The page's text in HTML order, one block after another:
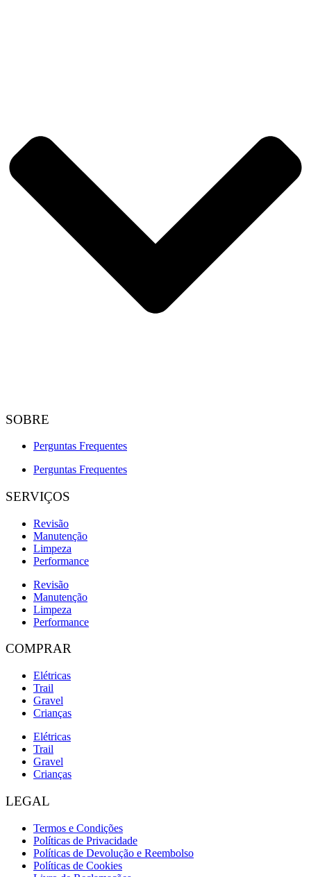
SOBRE
Perguntas Frequentes
Perguntas Frequentes
SERVIÇOS
Revisão
Manutenção
Limpeza
Performance
Revisão
Manutenção
Limpeza
Performance
COMPRAR
Elétricas
Trail
Gravel
Crianças
Elétricas
Trail
Gravel
Crianças
LEGAL
Termos e Condições
Políticas de Privacidade
Políticas de Devolução e Reembolso
Políticas de Cookies